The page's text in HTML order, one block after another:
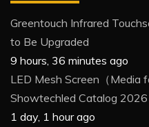
Greentouch Infrared
to Be Upgraded
9 hours, 36 minutes ago
LED Mesh Screen（Media
Showtechled Catalog 2026
1 day, 1 hour ago